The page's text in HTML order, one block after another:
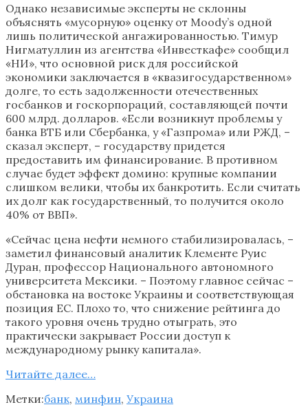
Однако независимые эксперты не склонны
объяснять «мусорную» оценку от Moody’s одной
лишь политической ангажированностью. Тимур
Нигматуллин из агентства «Инвесткафе» сообщил
«НИ», что основной риск для российской
экономики заключается в «квазигосударственном»
долге, то есть задолженности отечественных
госбанков и госкорпораций, составляющей почти
600 млрд. долларов. «Если возникнут проблемы у
банка ВТБ или Сбербанка, у «Газпрома» или РЖД, –
сказал эксперт, – государству придется
предоставить им финансирование. В противном
случае будет эффект домино: крупные компании
слишком велики, чтобы их банкротить. Если считать
их долг как государственный, то получится около
40% от ВВП».
«Сейчас цена нефти немного стабилизировалась, –
заметил финансовый аналитик Клементе Руис
Дуран, профессор Национального автономного
университета Мексики. – Поэтому главное сейчас –
обстановка на востоке Украины и соответствующая
позиция ЕС. Плохо то, что снижение рейтинга до
такого уровня очень трудно отыграть, это
практически закрывает России доступ к
международному рынку капитала».
Читайте далее…
Метки:банк, минфин, Украина